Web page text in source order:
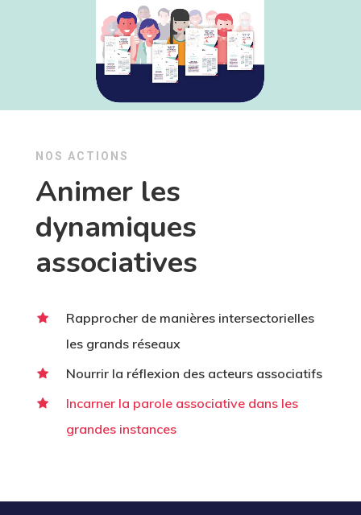
NOS ACTIONS
Animer les
dynamiques
associatives
Rapprocher de manières intersectorielles
les grands réseaux
Nourrir la réflexion des acteurs associatifs
Incarner la parole associative dans les
grandes instances